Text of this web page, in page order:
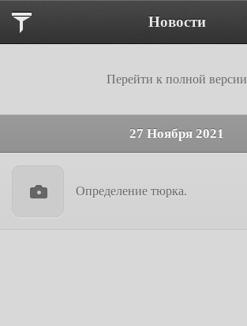
Новости
Перейти к полной версии
27 Ноября 2021
Определение тюрка.